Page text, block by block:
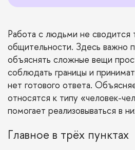
Работа с людьми не сводится
общительности. Здесь важно
объяснять сложные вещи
соблюдать границы и
нет готового ответа.
относятся к типу «человек-
помогает реализовываться в
Главное в трёх пунктах